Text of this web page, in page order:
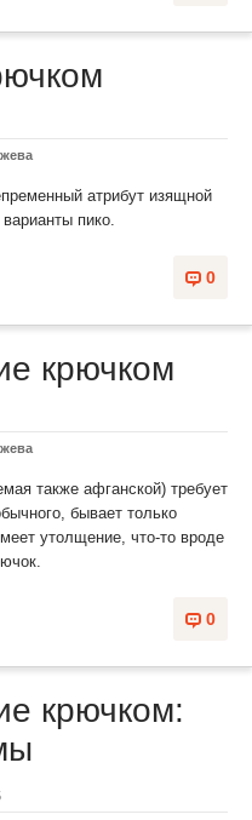
атрибут изящной
пико.
0
крючком
также афганской) требует
бывает только
утолщение, что-то вроде
0
крючком: